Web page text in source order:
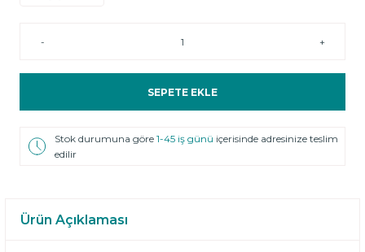
- +
SEPETE EKLE
Stok durumuna göre1-45 iş günü içerisinde adresinize teslim
edilir
Ürün Açıklaması